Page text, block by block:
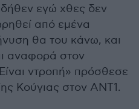
δήθεν εγώ χθες δεν
από εμένα
θα του κάνω, και
αναφορά στον
ντροπή» πρόσθεσε
Κούγιας στον ΑΝΤ1.